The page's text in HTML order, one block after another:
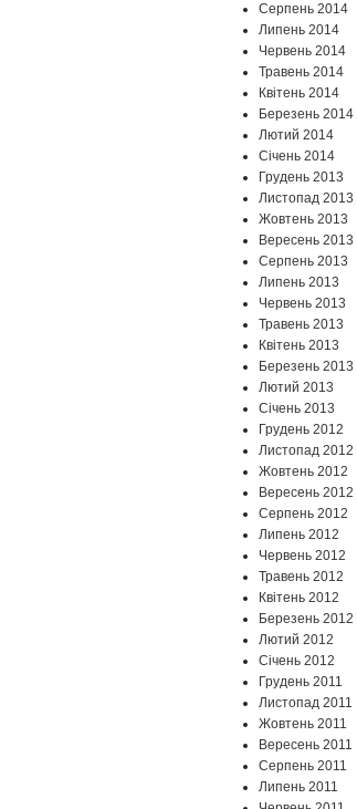
Серпень 2014
Липень 2014
Червень 2014
Травень 2014
Квітень 2014
Березень 2014
Лютий 2014
Січень 2014
Грудень 2013
Листопад 2013
Жовтень 2013
Вересень 2013
Серпень 2013
Липень 2013
Червень 2013
Травень 2013
Квітень 2013
Березень 2013
Лютий 2013
Січень 2013
Грудень 2012
Листопад 2012
Жовтень 2012
Вересень 2012
Серпень 2012
Липень 2012
Червень 2012
Травень 2012
Квітень 2012
Березень 2012
Лютий 2012
Січень 2012
Грудень 2011
Листопад 2011
Жовтень 2011
Вересень 2011
Серпень 2011
Липень 2011